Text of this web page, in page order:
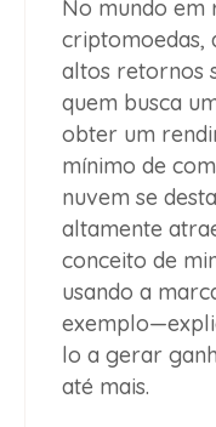
No mundo em
criptomoedas,
altos retornos
quem busca
obter um
mínimo de
nuvem se
altamente
conceito de
usando a
lo a gerar
até mais.